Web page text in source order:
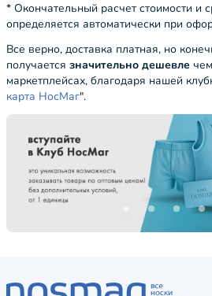
* Окончательный расчет стоимости и
определяется автоматически при
Все верно, доставка платная, но
получается значительно дешевле
маркетплейсах, благодаря нашей
карта НосМаг".